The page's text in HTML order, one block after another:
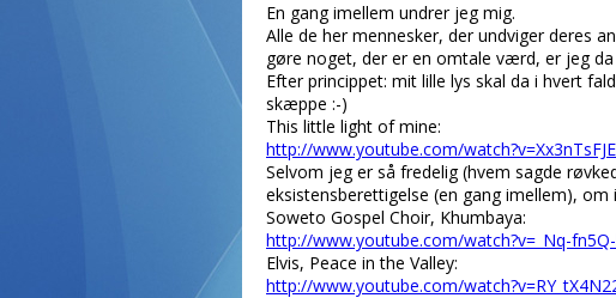
En gang imellem undrer jeg mig.
Alle de her mennesker, der undviger deres
gøre noget, der er en omtale værd, er jeg
Efter princippet: mit lille lys skal da i hvert
skæppe :-)
This little light of mine:
http://www.youtube.com/
Selvom jeg er så fredelig (hvem sagde
eksistensberettigelse (en gang imellem),
Soweto Gospel Choir, Khumbaya:
http://www.youtube.com/watch?v=_Nq-
Elvis, Peace in the Valley:
http://www.youtube.com/